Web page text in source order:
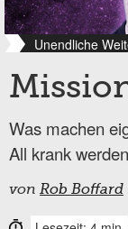
Unendliche
Was machen
All krank
von Rob Boffard